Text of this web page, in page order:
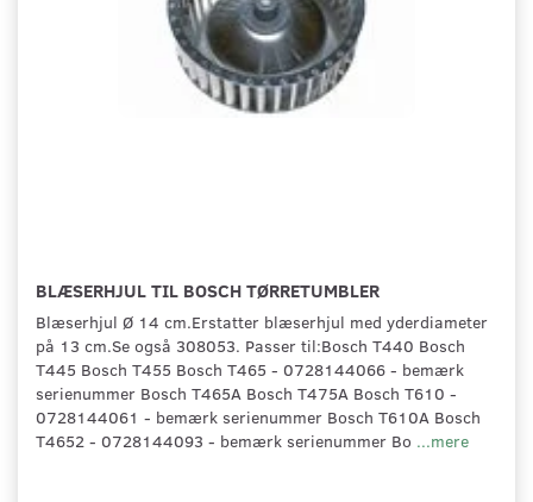
BLÆSERHJUL TIL BOSCH TØRRETUMBLER
Blæserhjul Ø 14 cm.Erstatter blæserhjul med yderdiameter
på 13 cm.Se også 308053. Passer til:Bosch T440 Bosch
T445 Bosch T455 Bosch T465 - 0728144066 - bemærk
serienummer Bosch T465A Bosch T475A Bosch T610 -
0728144061 - bemærk serienummer Bosch T610A Bosch
T4652 - 0728144093 - bemærk serienummer Bo ...mere